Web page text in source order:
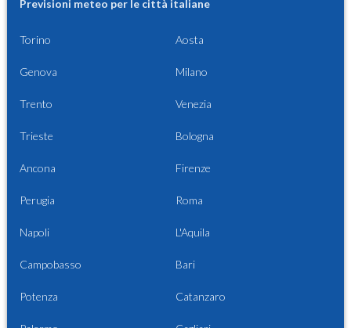
Previsioni meteo per le città italiane
Torino Aosta
Genova Milano
Trento Venezia
Trieste Bologna
Ancona Firenze
Perugia Roma
Napoli L'Aquila
Campobasso Bari
Potenza Catanzaro